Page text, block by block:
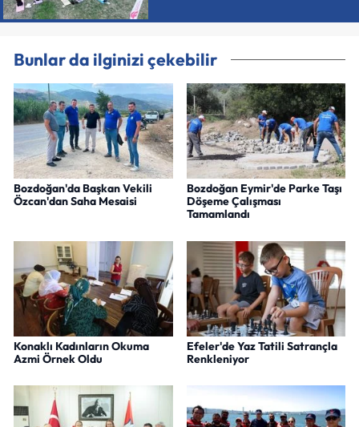
Bunlar da ilginizi çekebilir
Bozdoğan'da Başkan Vekili
Özcan'dan Saha Mesaisi
Bozdoğan Eymir'de Parke Taşı
Döşeme Çalışması
Tamamlandı
Konaklı Kadınların Okuma
Azmi Örnek Oldu
Efeler'de Yaz Tatili Satrançla
Renkleniyor